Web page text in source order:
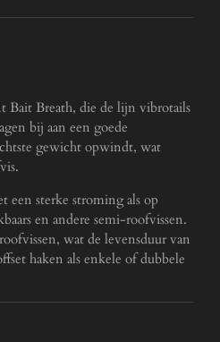
Bait Breath, die de lijn vibrotails
bij aan een goede
gewicht opwindt, wat
een sterke stroming als op
en andere semi-roofvissen.
wat de levensduur van
haken als enkele of dubbele